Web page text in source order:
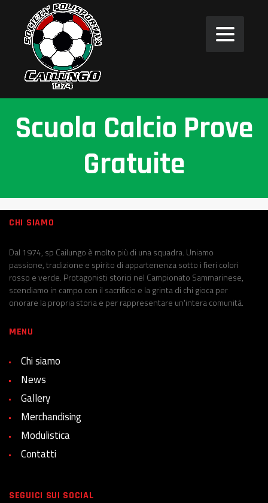
Scuola Calcio Prove
Gratuite
CHI SIAMO
Dal 1974, sp Cailungo è molto più di una squadra. Uniamo
passione, tradizione e spirito di appartenenza sotto i fieri colori
rosso e verde. Protagonisti storici nel Campionato Sammarinese,
scendiamo in campo con il sacrificio e la grinta di chi gioca per
onorare la propria storia e per rappresentare un'intera comunità.
MENU
Chi siamo
News
Gallery
Merchandising
Modulistica
Contatti
SEGUICI SUI SOCIAL